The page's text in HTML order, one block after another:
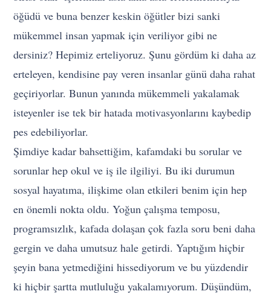
öğüdü ve buna benzer keskin öğütler bizi sanki
mükemmel insan yapmak için veriliyor gibi ne
dersiniz? Hepimiz erteliyoruz. Şunu gördüm ki daha az
erteleyen, kendisine pay veren insanlar günü daha rahat
geçiriyorlar. Bunun yanında mükemmeli yakalamak
isteyenler ise tek bir hatada motivasyonlarını kaybedip
pes edebiliyorlar.
Şimdiye kadar bahsettiğim, kafamdaki bu sorular ve
sorunlar hep okul ve iş ile ilgiliyi. Bu iki durumun
sosyal hayatıma, ilişkime olan etkileri benim için hep
en önemli nokta oldu. Yoğun çalışma temposu,
programsızlık, kafada dolaşan çok fazla soru beni daha
gergin ve daha umutsuz hale getirdi. Yaptığım hiçbir
şeyin bana yetmediğini hissediyorum ve bu yüzdendir
ki hiçbir şartta mutluluğu yakalamıyorum. Düşündüm,